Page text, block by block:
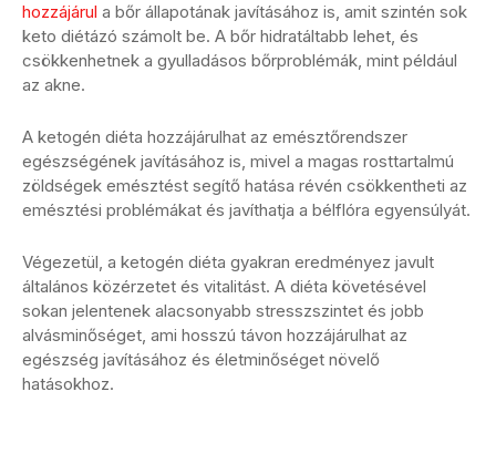
hozzájárul a bőr állapotának javításához is, amit szintén sok
keto diétázó számolt be. A bőr hidratáltabb lehet, és
csökkenhetnek a gyulladásos bőrproblémák, mint például
az akne.
A ketogén diéta hozzájárulhat az emésztőrendszer
egészségének javításához is, mivel a magas rosttartalmú
zöldségek emésztést segítő hatása révén csökkentheti az
emésztési problémákat és javíthatja a bélflóra egyensúlyát.
Végezetül, a ketogén diéta gyakran eredményez javult
általános közérzetet és vitalitást. A diéta követésével
sokan jelentenek alacsonyabb stresszszintet és jobb
alvásminőséget, ami hosszú távon hozzájárulhat az
egészség javításához és életminőséget növelő
hatásokhoz.